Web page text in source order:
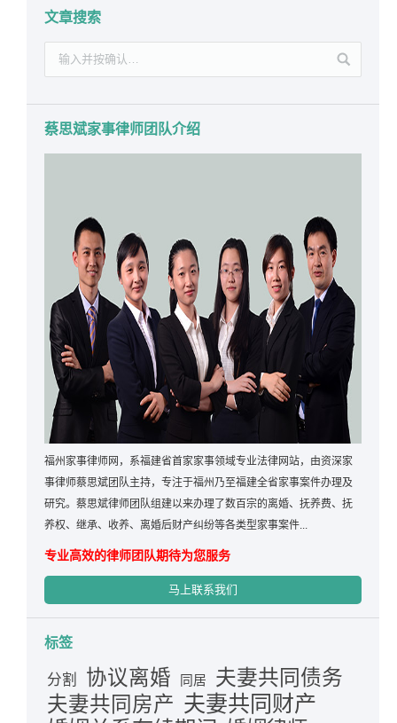
文章搜索
蔡思斌家事律师团队介绍
福州家事律师网，系福建省首家家事领域专业法律网站，由资深家
事律师蔡思斌团队主持，专注于福州乃至福建全省家事案件办理及
研究。蔡思斌律师团队组建以来办理了数百宗的离婚、抚养费、抚
养权、继承、收养、离婚后财产纠纷等各类型家事案件...
专业高效的律师团队期待为您服务
马上联系我们
标签
分割 协议离婚 同居 夫妻共同债务
夫妻共同房产 夫妻共同财产